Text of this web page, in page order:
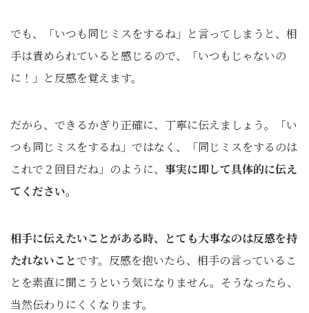
でも、「いつも同じミスをするね」と言ってしまうと、相
手は責められていると感じるので、「いつもじゃないの
に！」と反感を覚えます。
だから、できるかぎり正確に、丁寧に伝えましょう。「い
つも同じミスをするね」ではなく、「同じミスをするのは
これで２回目だね」のように、 事実に即して具体的に伝え
てください。
相手に伝えたいことがある時、とても大事なのは反感を持
たれないことです。反感を抱いたら、相手の言っているこ
とを素直に聞こうという気になりません。そうなったら、
当然伝わりにくくなります。